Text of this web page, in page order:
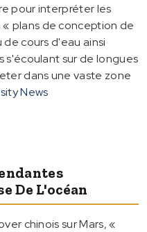
pour interpréter les
plans de conception de
cours d'eau ainsi
s'écoulant sur de longues
dans une vaste zone
News
De L'océan
chinois sur Mars, «